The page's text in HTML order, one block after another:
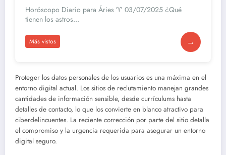
Horóscopo Diario para Áries ♈ 03/07/2025 ¿Qué
tienen los astros...
Más vistos →
Proteger los datos personales de los usuarios es una máxima en el
entorno digital actual. Los sitios de reclutamiento manejan grandes
cantidades de información sensible, desde currículums hasta
detalles de contacto, lo que los convierte en blanco atractivo para
ciberdelincuentes. La reciente corrección por parte del sitio detalla
el compromiso y la urgencia requerida para asegurar un entorno
digital seguro.